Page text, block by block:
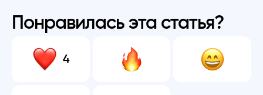
Понравилась эта статья?
4